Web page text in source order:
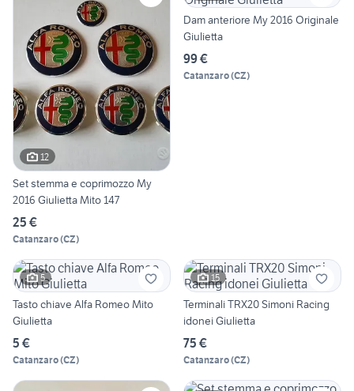
12
Set stemma e coprimozzo My
2016 Giulietta Mito 147
25 €
Catanzaro(CZ)
Dam anteriore My 2016 Originale
Giulietta
99 €
Catanzaro(CZ)
5
Tasto chiave Alfa Romeo Mito
Giulietta
5 €
Catanzaro(CZ)
15
Terminali TRX20 Simoni Racing
idonei Giulietta
75 €
Catanzaro(CZ)